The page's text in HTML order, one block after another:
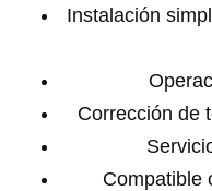
Instalación
Corrección de
Compatible